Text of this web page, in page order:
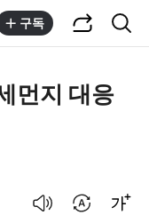
구독
먼지 대응